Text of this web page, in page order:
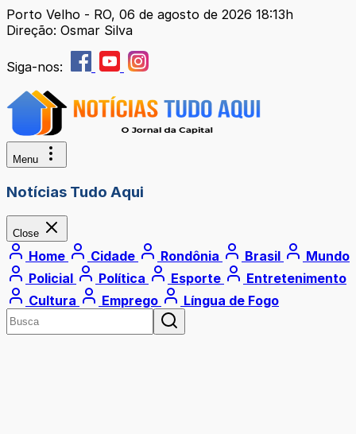
Porto Velho - RO, 06 de agosto de 2026 18:13h
Direção: Osmar Silva
Siga-nos:
Menu
Notícias Tudo Aqui
Close
Home Cidade Rondônia Brasil
Mundo
Policial
Política Esporte
Entretenimento
Cultura
Emprego Língua de Fogo